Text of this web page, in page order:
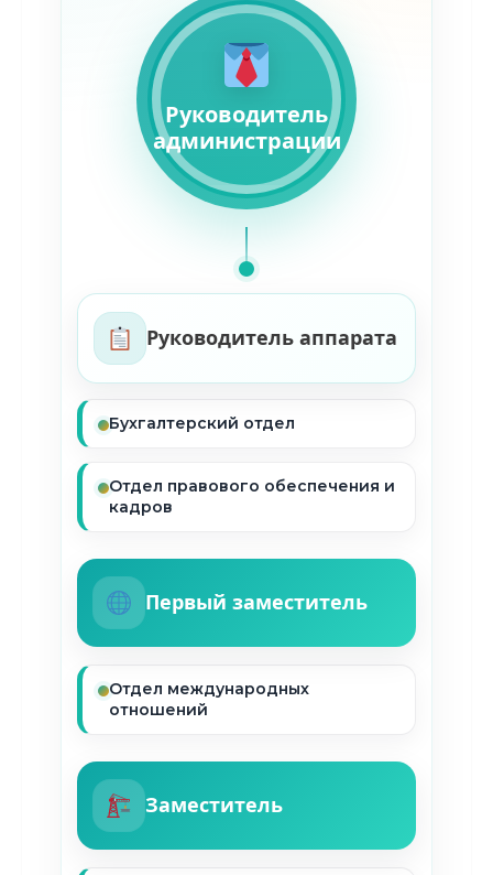
Первый заместитель
Отдел международных
отношений
Руководитель
администрации
Руководитель аппарата
Бухгалтерский отдел
Отдел правового обеспечения и
кадров
Заместитель